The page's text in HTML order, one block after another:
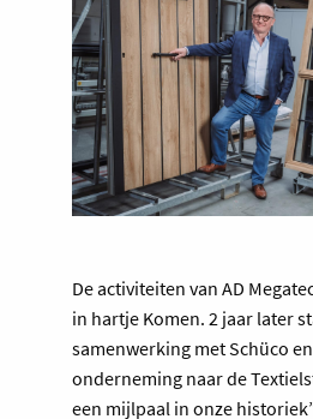
De activiteiten van AD
in hartje Komen. 2 jaar later
samenwerking met Schüco
onderneming naar de
een mijlpaal in onze